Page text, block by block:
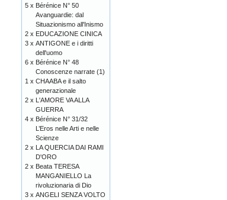
5 x Bérénice N° 50
Avanguardie: dal
Situazionismo all'Inismo
2 x EDUCAZIONE CINICA
3 x ANTIGONE e i diritti
dell'uomo
6 x Bérénice N° 48
Conoscenze narrate (1)
1 x CHAABA e il salto
generazionale
2 x L'AMORE VA ALLA
GUERRA
4 x Bérénice N° 31/32
L’Eros nelle Arti e nelle
Scienze
2 x LA QUERCIA DAI RAMI
D'ORO
2 x Beata TERESA
MANGANIELLO La
rivoluzionaria di Dio
3 x ANGELI SENZA VOLTO